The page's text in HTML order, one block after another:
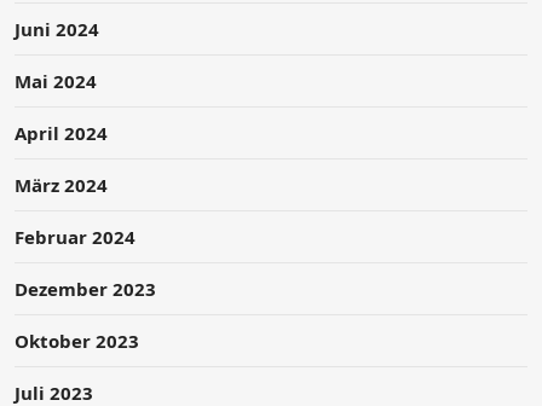
Juni 2024
Mai 2024
April 2024
März 2024
Februar 2024
Dezember 2023
Oktober 2023
Juli 2023